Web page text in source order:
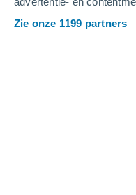
Zie onze 1199 partners
De